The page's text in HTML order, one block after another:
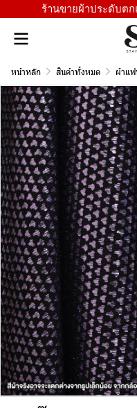
ร้านขายผ้าประดับตก
หน้าหลัก สินค้าทั้งหมด ผ้าแ